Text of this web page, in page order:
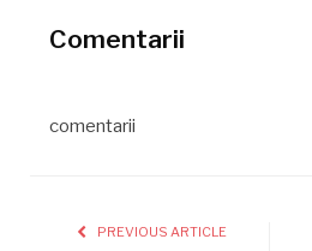
Comentarii
comentarii
PREVIOUS ARTICLE